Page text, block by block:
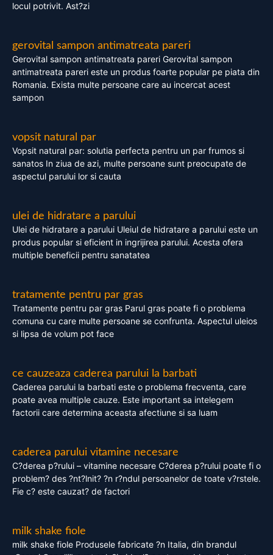
locul potrivit. Ast?zi
gerovital sampon antimatreata pareri
Gerovital sampon antimatreata pareri Gerovital sampon
antimatreata pareri este un produs foarte popular pe piata din
Romania. Exista multe persoane care au incercat acest
sampon
vopsit natural par
Vopsit natural par: solutia perfecta pentru un par frumos si
sanatos In ziua de azi, multe persoane sunt preocupate de
aspectul parului lor si cauta
ulei de hidratare a parului
Ulei de hidratare a parului Uleiul de hidratare a parului este un
produs popular si eficient in ingrijirea parului. Acesta ofera
multiple beneficii pentru sanatatea
tratamente pentru par gras
Tratamente pentru par gras Parul gras poate fi o problema
comuna cu care multe persoane se confrunta. Aspectul uleios
si lipsa de volum pot face
ce cauzeaza caderea parului la barbati
Caderea parului la barbati este o problema frecventa, care
poate avea multiple cauze. Este important sa intelegem
factorii care determina aceasta afectiune si sa luam
caderea parului vitamine necesare
C?derea p?rului – vitamine necesare C?derea p?rului poate fi o
problem? des ?nt?lnit? ?n r?ndul persoanelor de toate v?rstele.
Fie c? este cauzat? de factori
milk shake fiole
milk shake fiole Produsele fabricate ?n Italia, din brandul